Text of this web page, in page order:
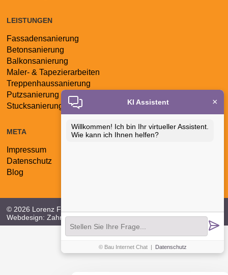
LEISTUNGEN
Navigation
überspringen
Fassadensanierung
Betonsanierung
Balkonsanierung
Maler- & Tapezierarbeiten
Treppenhaussanierung
Putzsanierung
Stucksanierung
META
Navigation
überspringen
Impressum
Datenschutz
Blog
© 2026 Lorenz Fassaden - & Balkonsanierung GmbH |
Webdesign:Zahn Internet Consult
KI Assistent ×
Willkommen! Ich bin Ihr virtueller Assistent.
Wie kann ich Ihnen helfen?
© Bau Internet Chat| Datenschutz